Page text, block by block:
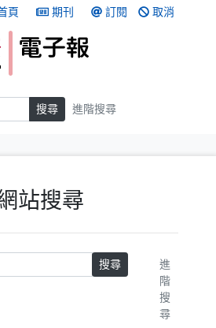
頁 期刊 訂閱 取消
搜尋 進階搜尋
站搜尋
搜尋
進
階
搜
尋